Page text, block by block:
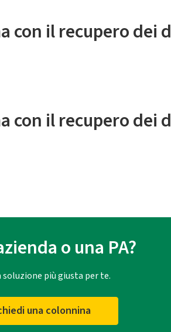
con il recupero dei
con il recupero dei
o una PA?
soluzione più giusta per te.
una colonnina